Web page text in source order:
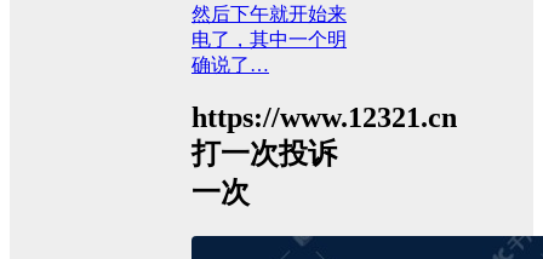
然后下午就开始来
电了，其中一个明
确说了…
https://www.12321.cn
打一次投诉
一次